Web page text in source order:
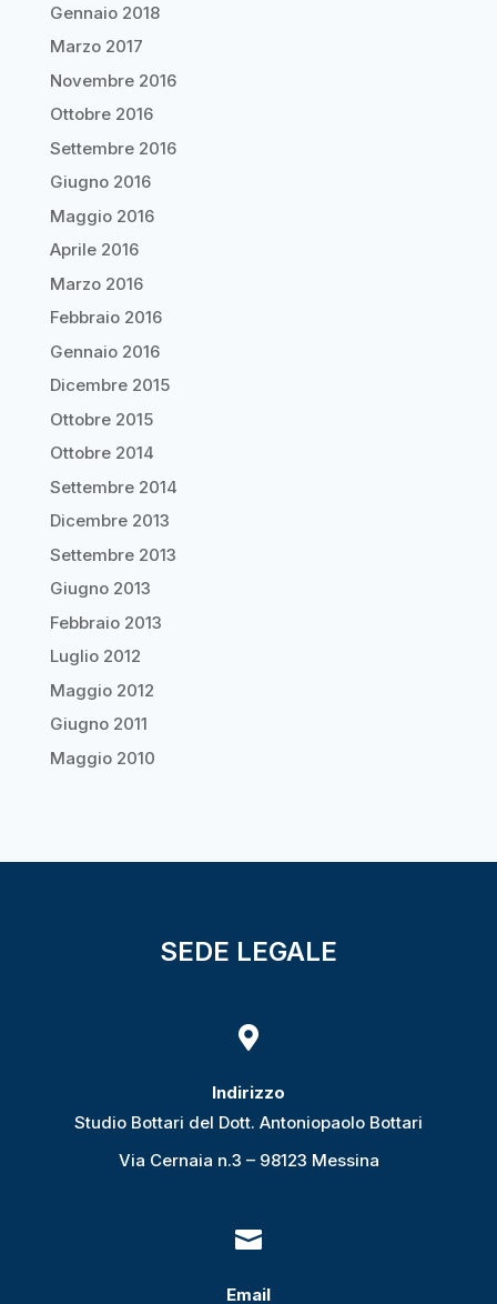
Gennaio 2018
Marzo 2017
Novembre 2016
Ottobre 2016
Settembre 2016
Giugno 2016
Maggio 2016
Aprile 2016
Marzo 2016
Febbraio 2016
Gennaio 2016
Dicembre 2015
Ottobre 2015
Ottobre 2014
Settembre 2014
Dicembre 2013
Settembre 2013
Giugno 2013
Febbraio 2013
Luglio 2012
Maggio 2012
Giugno 2011
Maggio 2010
SEDE LEGALE

Indirizzo
Studio Bottari del Dott. Antoniopaolo Bottari
Via Cernaia n.3 – 98123 Messina

Email